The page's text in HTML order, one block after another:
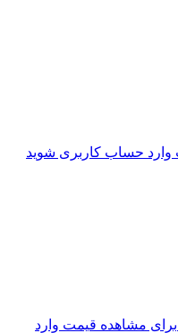
وارد حساب کاربری شوید
برای مشاهده قیمت وارد